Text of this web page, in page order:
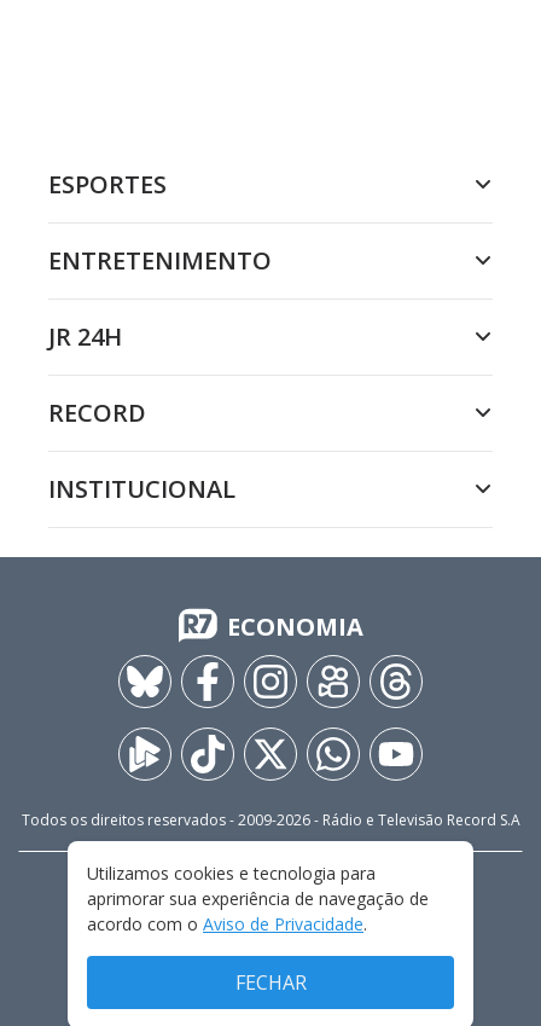
ESPORTES
ENTRETENIMENTO
JR 24H
RECORD
INSTITUCIONAL
ECONOMIA
Todos os direitos reservados - 2009-2026- Rádio e Televisão Record S.A
FALE CONOSCO
PRIVACIDADE
TERMOS E CONDIÇÕES DE USO
Utilizamos cookies e tecnologia para
aprimorar sua experiência de navegação de
acordo com o Aviso de Privacidade.
FECHAR